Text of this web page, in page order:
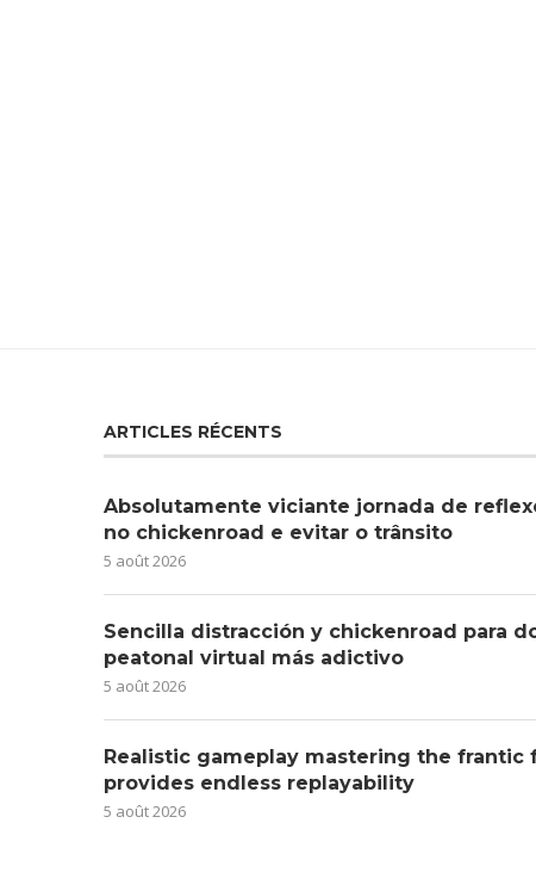
ARTICLES RÉCENTS
Absolutamente viciante jornada de
no chickenroad e evitar o trânsito
5 août 2026
Sencilla distracción y chickenroad para
peatonal virtual más adictivo
5 août 2026
Realistic gameplay mastering the frantic
provides endless replayability
5 août 2026